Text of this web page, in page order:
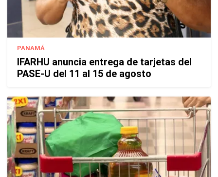
PANAMÁ
IFARHU anuncia entrega de tarjetas del
PASE-U del 11 al 15 de agosto